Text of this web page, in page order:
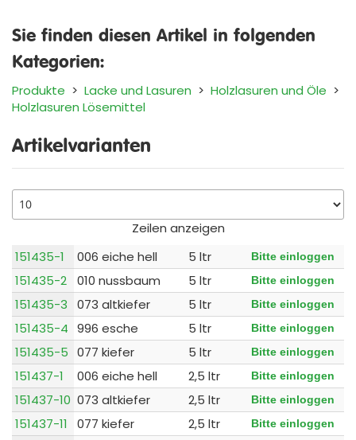
Sie finden diesen Artikel in folgenden
Kategorien:
Produkte > Lacke und Lasuren > Holzlasuren und Öle >
Holzlasuren Lösemittel
Artikelvarianten
Zeilen anzeigen
151435-1
006 eiche hell 5 ltr Bitte einloggen
151435-2 010 nussbaum 5 ltr Bitte einloggen
151435-3 073 altkiefer 5 ltr Bitte einloggen
151435-4 996 esche 5 ltr Bitte einloggen
151435-5 077 kiefer 5 ltr Bitte einloggen
151437-1 006 eiche hell 2,5 ltr Bitte einloggen
151437-10 073 altkiefer 2,5 ltr Bitte einloggen
151437-11 077 kiefer 2,5 ltr Bitte einloggen